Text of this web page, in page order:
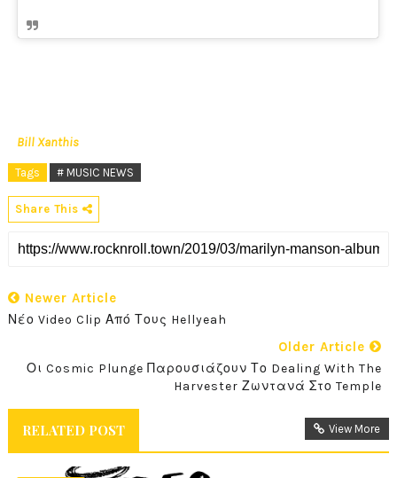
Bill Xanthis
Tags # MUSIC NEWS
Share This
Newer Article
Νέο Video Clip Από Τους Hellyeah
Older Article
Οι Cosmic Plunge Παρουσιάζουν Το Dealing With The
Harvester Ζωντανά Στο Temple
RELATED POST View More